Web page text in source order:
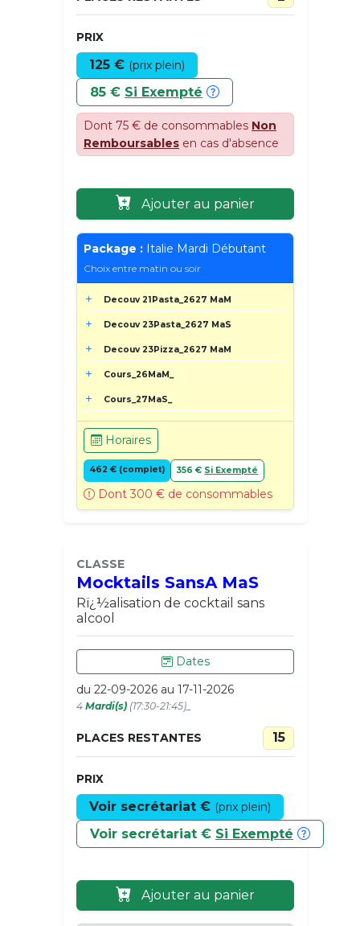
PRIX
125 € (prix plein)
85 € Si Exempté
Dont 75 € de consommables Non
Remboursables en cas d'absence
Ajouter au panier
Package : Italie Mardi Débutant
Choix entre matin ou soir
Decouv 21Pasta_2627 MaM
Decouv 23Pasta_2627 MaS
Decouv 23Pizza_2627 MaM
Cours_26MaM_
Cours_27MaS_
Horaires
462 € (complet) 356 € Si Exempté
Dont 300 € de consommables
CLASSE
Mocktails SansA MaS
Rï¿½alisation de cocktail sans
alcool
Dates
du 22-09-2026 au 17-11-2026
4 Mardi(s) (17:30-21:45)_
PLACES RESTANTES 15
PRIX
Voir secrétariat € (prix plein)
Voir secrétariat € Si Exempté
Ajouter au panier